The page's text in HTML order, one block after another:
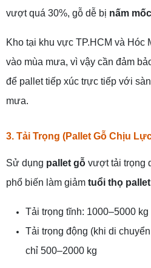
vượt quá 30%, gỗ dễ bị nấm mốc
Kho tại khu vực TP.HCM và Hóc
vào mùa mưa, vì vậy cần đảm
để pallet tiếp xúc trực tiếp với
mưa.
3. Tải Trọng (Pallet Gỗ Chịu
Sử dụng pallet gỗ vượt tải trọng
phổ biến làm giảm tuổi thọ
Tải trọng tĩnh: 1000–5000 kg
Tải trọng động (khi di
chỉ 500–2000 kg